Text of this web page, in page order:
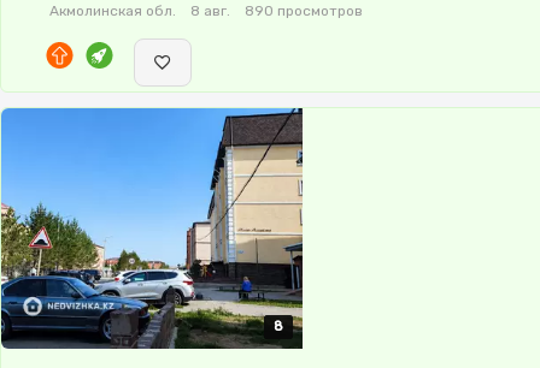
Акмолинская обл. 8 авг. 890 просмотров
8
8
8
8
8